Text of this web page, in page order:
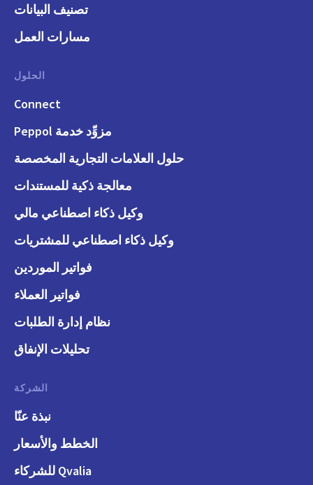
تصنيف البيانات
مسارات العمل
الحلول
Connect
مزوِّد خدمة Peppol
حلول العلامات التجارية المخصصة
معالجة ذكية للمستندات
وكيل ذكاء اصطناعي مالي
وكيل ذكاء اصطناعي للمشتريات
فواتير الموردين
فواتير العملاء
نظام إدارة الطلبات
تحليلات الإنفاق
الشركة
نبذة عنّا
الخطط والأسعار
Qvalia للشركاء